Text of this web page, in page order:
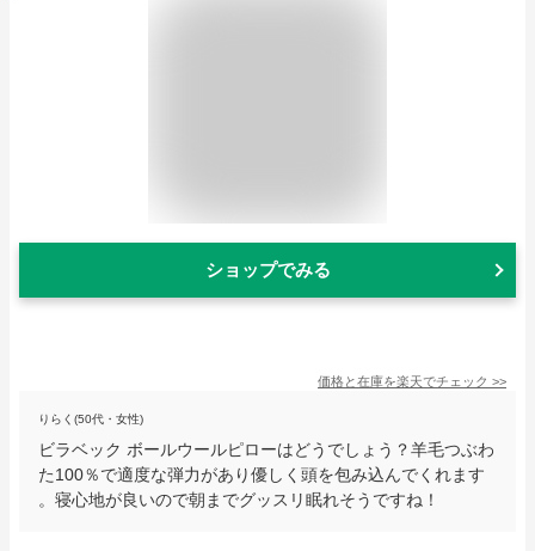
ショップでみる
価格と在庫を楽天でチェック >>
りらく(50代・女性)
ビラベック ボールウールピローはどうでしょう？羊毛つぶわ
た100％で適度な弾力があり優しく頭を包み込んでくれます
。寝心地が良いので朝までグッスリ眠れそうですね！